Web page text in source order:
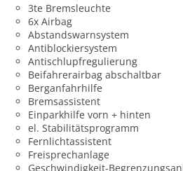
3te Bremsleuchte
6x Airbag
Abstandswarnsystem
Antiblockiersystem
Antischlupfregulierung
Beifahrerairbag abschaltbar
Berganfahrhilfe
Bremsassistent
Einparkhilfe vorn + hinten
el. Stabilitätsprogramm
Fernlichtassistent
Freisprechanlage
Geschwindigkeit-